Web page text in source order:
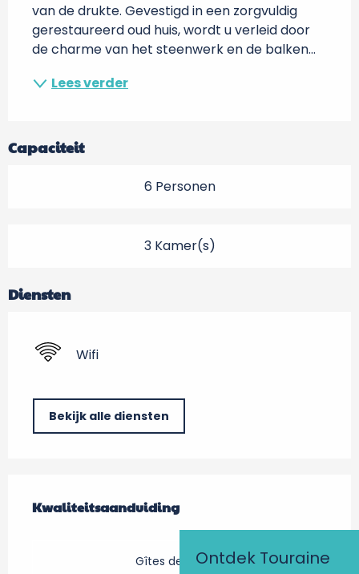
Ontdek Touraine
van de drukte. Gevestigd in een zorgvuldig
gerestaureerd oud huis, wordt u verleid door
de charme van het steenwerk en de balken...
Lees verder
Capaciteit
6 Personen
3 Kamer(s)
Diensten
Wifi
Bekijk alle diensten
Kwaliteitsaanduiding
Kwaliteitsaanduiding
Gîtes de France